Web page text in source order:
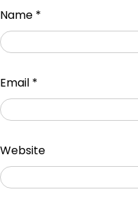
Name *
Email *
Website